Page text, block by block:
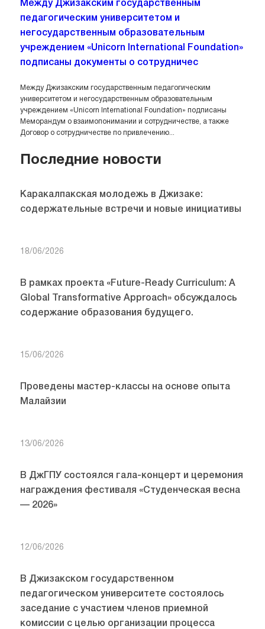
Между Джизакским государственным
педагогическим университетом и
негосударственным образовательным
учреждением «Unicorn International Foundation»
подписаны документы о сотрудничес
Между Джизакским государственным педагогическим
университетом и негосударственным образовательным
учреждением «Unicorn International Foundation» подписаны
Меморандум о взаимопонимании и сотрудничестве, а также
Договор о сотрудничестве по привлечению...
Последние новости
Каракалпакская молодежь в Джизаке:
содержательные встречи и новые инициативы
18/06/2026
В рамках проекта «Future-Ready Curriculum: A
Global Transformative Approach» обсуждалось
содержание образования будущего.
15/06/2026
Проведены мастер-классы на основе опыта
Малайзии
13/06/2026
В ДжГПУ состоялся гала-концерт и церемония
награждения фестиваля «Студенческая весна
— 2026»
12/06/2026
В Джизакском государственном
педагогическом университете состоялось
заседание с участием членов приемной
комиссии с целью организации процесса